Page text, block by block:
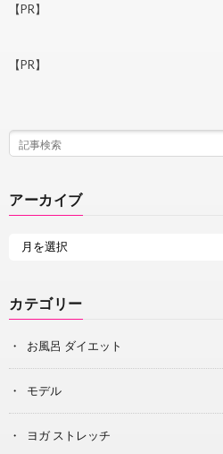
【PR】
【PR】
アーカイブ
カテゴリー
お風呂 ダイエット
モデル
ヨガ ストレッチ